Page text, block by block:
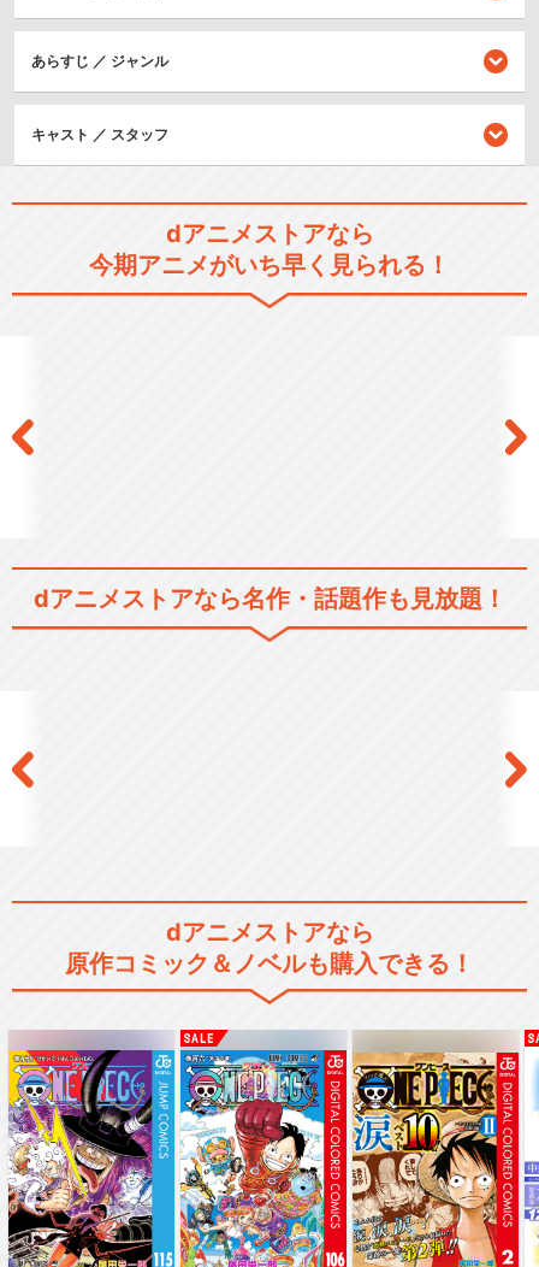
あらすじ ／ ジャンル
キャスト ／ スタッフ
dアニメストアなら
今期アニメがいち早く見られる！
dアニメストアなら名作・話題作も見放題！
dアニメストアなら
原作コミック＆ノベルも購入できる！